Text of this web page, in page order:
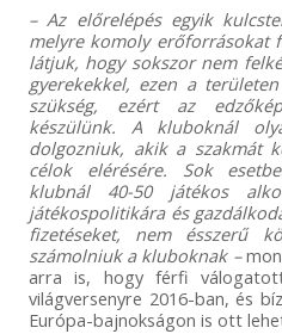
– Az előrelépés egyik
melyre komoly erőforrásokat
látjuk, hogy sokszor nem
gyerekekkel, ezen a
szükség, ezért az
készülünk. A kluboknál
dolgozniuk, akik a szakmát
célok elérésére. Sok
klubnál 40-50 játékos
játékospolitikára és
fizetéseket, nem ésszerű
számolniuk a kluboknak –
arra is, hogy férfi
világversenyre 2016-ban, és
Európa-bajnokságon is ott